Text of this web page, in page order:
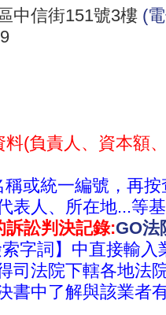
中信街151號3樓 (
料(負責人、資本額
稱或統一編號，再
表人、所在地...等
訴訟判決記錄:GO法
字詞】中直接輸入
司法院下轄各地法
書中了解與該業者